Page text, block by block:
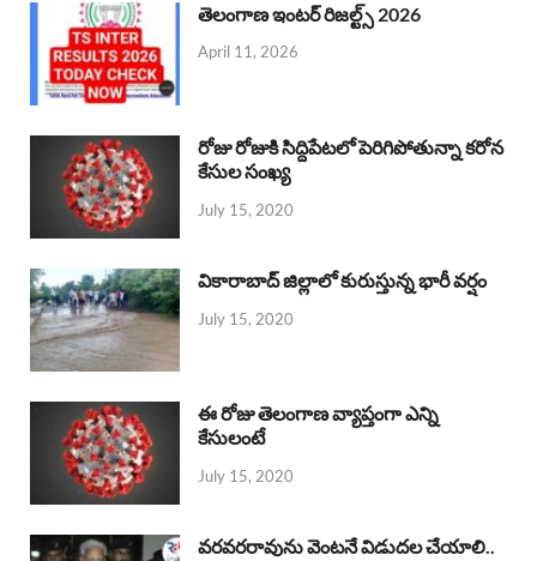
తెలంగాణ ఇంటర్ రిజల్ట్స్ 2026
April 11, 2026
రోజు రోజుకి సిద్దిపేటలో పెరిగిపోతున్నా కరోన
కేసుల సంఖ్య
July 15, 2020
వికారాబాద్ జిల్లాలో కురుస్తున్న భారీ వర్షం
July 15, 2020
ఈ రోజు తెలంగాణ వ్యాప్తంగా ఎన్ని
కేసులంటే
July 15, 2020
వరవరరావును వెంటనే విడుదల చేయాలి..